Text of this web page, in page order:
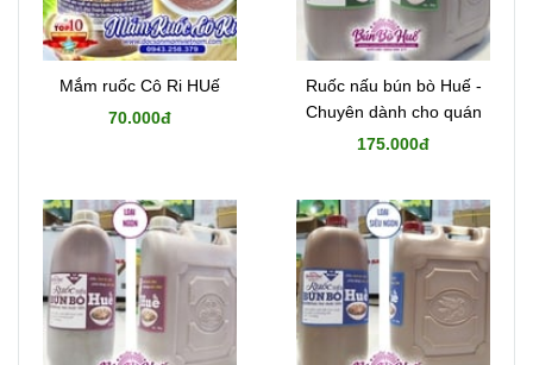
Mắm ruốc Cô Ri HUế
70.000đ
Ruốc nấu bún bò Huế -
Chuyên dành cho quán
175.000đ